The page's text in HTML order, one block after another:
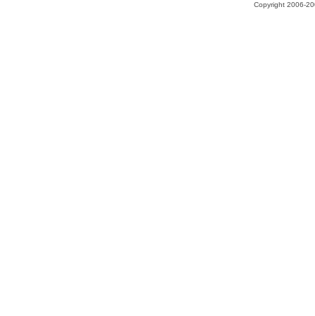
Copyright 2006-